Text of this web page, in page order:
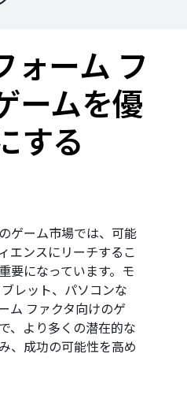
ォーム フ
ームを優
する
ゲーム市場では、可能
エンスにリーチするこ
要になっています。モ
レット、パソコンな
ム ファクタ向けのゲ
、より多くの潜在的な
、成功の可能性を高め